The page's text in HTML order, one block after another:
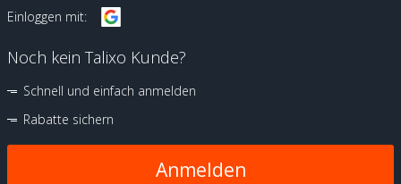
Einloggen mit:
Noch kein Talixo Kunde?
Schnell und einfach anmelden
Rabatte sichern
Anmelden